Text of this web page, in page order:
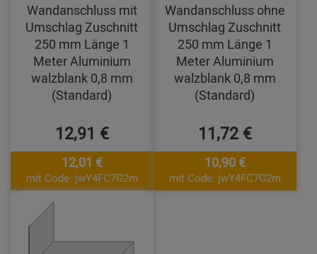
Wandanschluss mit
Umschlag Zuschnitt
250 mm Länge 1
Meter Aluminium
walzblank 0,8 mm
(Standard)
12,91 €
12,01 €
mit Code: jwY4FC7G2m
Wandanschluss ohne
Umschlag Zuschnitt
250 mm Länge 1
Meter Aluminium
walzblank 0,8 mm
(Standard)
11,72 €
10,90 €
mit Code: jwY4FC7G2m